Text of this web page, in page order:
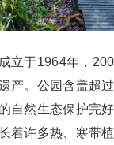
立于1964年，
产。公园含盖超
自然生态保护完
着许多热、寒带